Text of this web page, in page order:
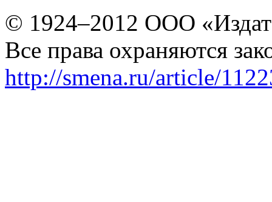
© 1924–2012 ООО
Все права охраняются
http://smena.ru/article/